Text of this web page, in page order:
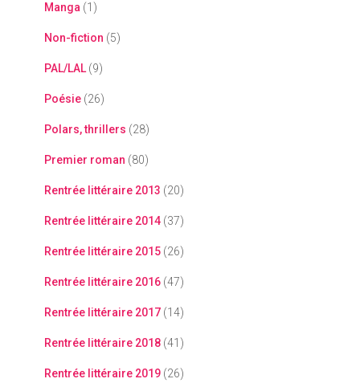
Manga (1)
Non-fiction (5)
PAL/LAL (9)
Poésie (26)
Polars, thrillers (28)
Premier roman (80)
Rentrée littéraire 2013 (20)
Rentrée littéraire 2014 (37)
Rentrée littéraire 2015 (26)
Rentrée littéraire 2016 (47)
Rentrée littéraire 2017 (14)
Rentrée littéraire 2018 (41)
Rentrée littéraire 2019 (26)